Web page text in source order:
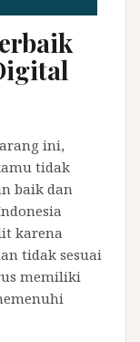
ini,
tidak
baik dan
karena
tidak sesuai
memiliki